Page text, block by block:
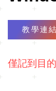
僅記到目
教學連結